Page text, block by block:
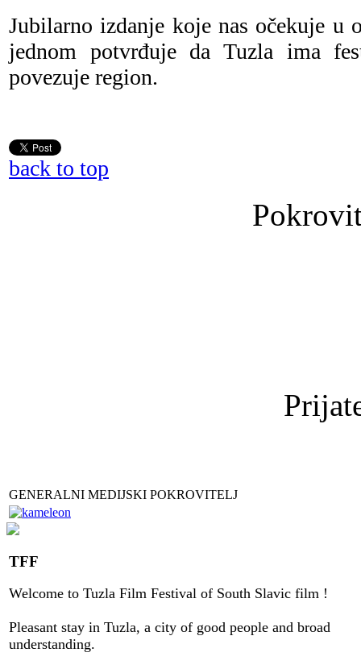
Jubilarno izdanje koje nas očekuje u
jednom potvrđuje da Tuzla ima
povezuje region.
back to top
GENERALNI MEDIJSKI POKROVITELJ
TFF
Welcome to Tuzla Film Festival of South Slavic film !
Pleasant stay in Tuzla, a city of good people and broad
understanding.